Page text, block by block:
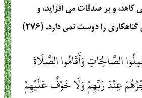
‏كاهد، و بر صدقات مى‏ افزايد، و
را دوست نمى دارد. (۲۷۶)
الصَّالِحَاتِ وَأَقَامُوا الصَّلَاةَ
أَجْرُهُمْ عِنْدَ رَبِّهِمْ وَلَا خَوْفٌ عَلَيْهِمْ